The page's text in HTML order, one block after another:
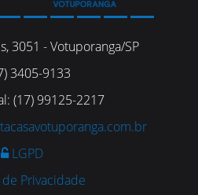
3051 - Votuporanga/SP
3405-9133
(17) 99125-2217
LGPD
Privacidade